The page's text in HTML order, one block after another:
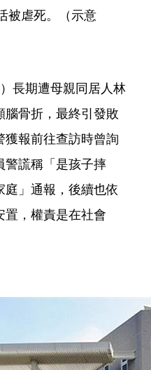
被虐死。（示意
長期遭母親同居人林
骨折，最終引發敗
報前往查訪時曾詢
警謊稱「是孩子摔
」通報，後續也依
置，權責是在社會